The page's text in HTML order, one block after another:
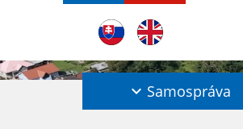
Samospráva